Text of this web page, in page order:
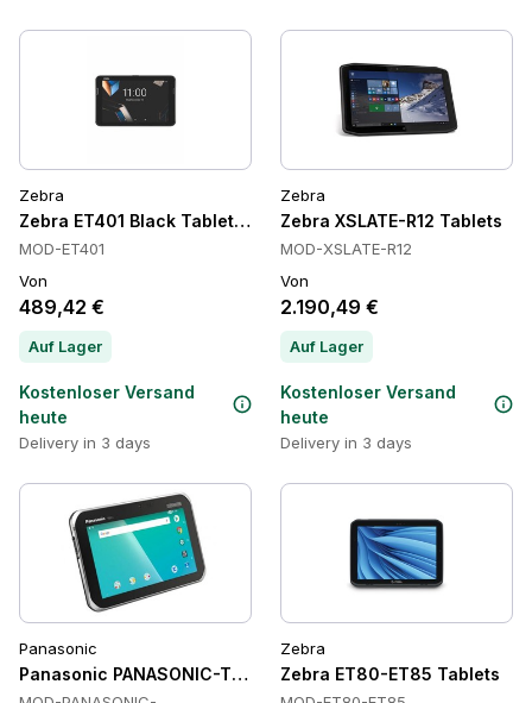
Zebra
Zebra ET401 Black Tablets, 5G, IP68, Wi-Fi 7
MOD-ET401
Von
489,42 €
Auf Lager
Kostenloser Versand
heute
Delivery in 3 days
Zebra
Zebra XSLATE-R12 Tablets
MOD-XSLATE-R12
Von
2.190,49 €
Auf Lager
Kostenloser Versand
heute
Delivery in 3 days
Panasonic
Panasonic PANASONIC-TOUGHBOOK-FZ-L1 Tablets
Zebra
Zebra ET80-ET85 Tablets